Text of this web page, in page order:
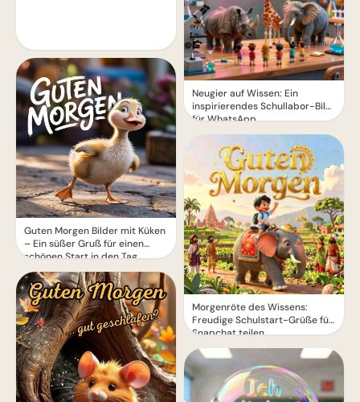
Guten Morgen Bilder mit Küken
– Ein süßer Gruß für einen
schönen Start in den Tag
Neugier auf Wissen: Ein
inspirierendes Schullabor-Bild
für WhatsApp
Morgenröte des Wissens:
Freudige Schulstart-Grüße für
Snapchat teilen